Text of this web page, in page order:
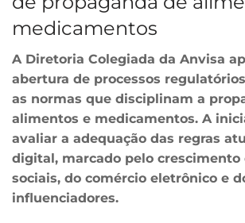
medicamentos
A Diretoria Colegiada da Anvisa
abertura de processos
as normas que disciplinam a
alimentos e medicamentos. A
avaliar a adequação das regras
digital, marcado pelo crescimento
sociais, do comércio eletrônico e
influenciadores.